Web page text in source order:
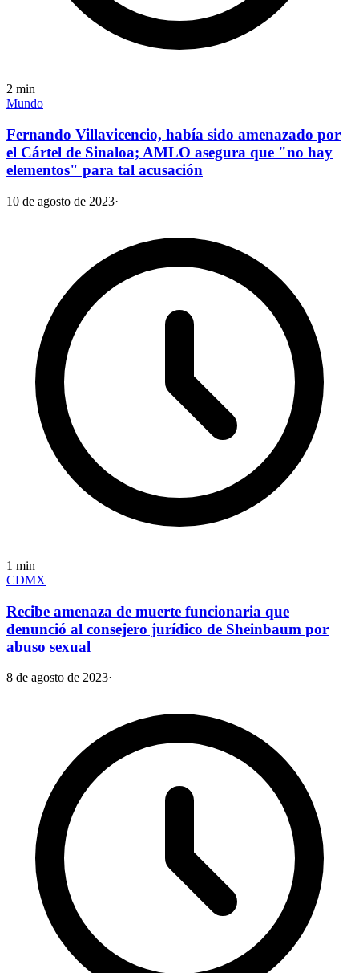
2 min
Mundo
Fernando Villavicencio, había sido amenazado por
el Cártel de Sinaloa; AMLO asegura que "no hay
elementos" para tal acusación
10 de agosto de 2023·
1 min
CDMX
Recibe amenaza de muerte funcionaria que
denunció al consejero jurídico de Sheinbaum por
abuso sexual
8 de agosto de 2023·